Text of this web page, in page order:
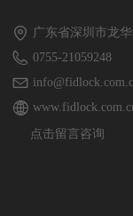
广东省深圳市龙
0755-21059248
点击留言咨询